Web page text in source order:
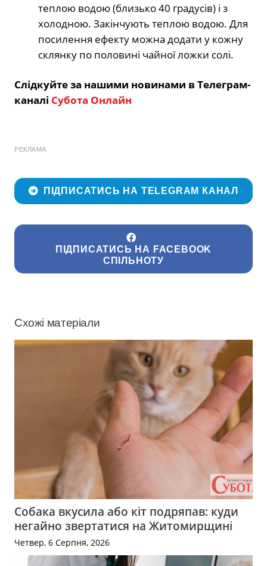
теплою водою (близько 40 градусів) і з
холодною. Закінчують теплою водою. Для
посилення ефекту можна додати у кожну
склянку по половині чайної ложки солі.
Слідкуйте за нашими новинами в Телеграм-
каналі Субота Онлайн
РЕКЛАМА
ПІДПИСАТИСЬ НА TELEGRAM КАНАЛ
ПІДПИСАТИСЬ НА FACEBOOK
СПІЛЬНОТУ
Схожі матеріали
Собака вкусила або кіт подряпав: куди
негайно звертатися на Житомирщині
Четвер, 6 Серпня, 2026